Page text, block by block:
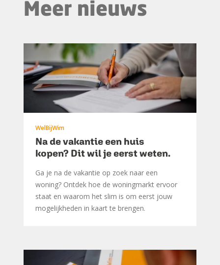
Meer nieuws
WelBijWim
Na de vakantie een huis
kopen? Dit wil je eerst weten.
Ga je na de vakantie op zoek naar een
woning? Ontdek hoe de woningmarkt ervoor
staat en waarom het slim is om eerst jouw
mogelijkheden in kaart te brengen.